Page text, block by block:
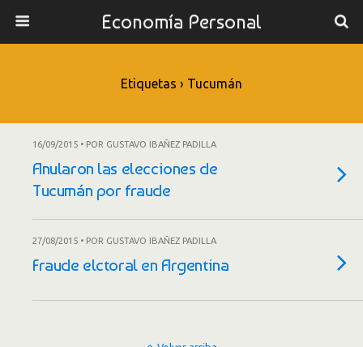
Economía Personal
Etiquetas › Tucumán
16/09/2015 • POR GUSTAVO IBAÑEZ PADILLA
Anularon las elecciones de
Tucumán por fraude
27/08/2015 • POR GUSTAVO IBAÑEZ PADILLA
Fraude elctoral en Argentina